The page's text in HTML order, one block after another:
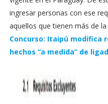
ingresar personas con ese
aquellos que tienen más de
Concurso: Itaipú modifica
hechos “a medida” de